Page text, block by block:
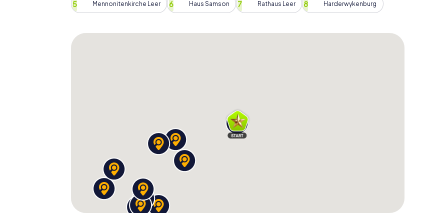
Leer ist eine Stadt, die Geschichte und Moderne auf faszinierende Weise vereint. Während
Region bietet. Auch wenn ihr das Museum nicht betretet, könnt ihr von außen die historische
Die Schnitzeljagd in Leer ist ein Erlebnis, das für Jung und Alt gleichermaßen geeignet ist. Egal
ob ihr Einheimische seid oder die Stadt zum ersten Mal besucht – diese Stadtrallye bietet euch
die Möglichkeit, Leer aus einer neuen Perspektive zu entdecken und dabei jede Menge Spaß
zu haben. Die Aufgaben sind so gestaltet, dass sie sowohl für Familien als auch für Gruppen
von Freunden oder Kollegen geeignet sind. Lasst euch von der Vielfalt der Stadt überraschen
und genießt die gemeinsame Zeit, während ihr die Rätsel löst und die Geheimnisse von Leer
entdeckt.
Startet eure Schnitzeljagd in Leer und erlebt
unvergessliche Momente
Mennonitenkirche Leer Haus Samson Rathaus Leer Harderwykenburg